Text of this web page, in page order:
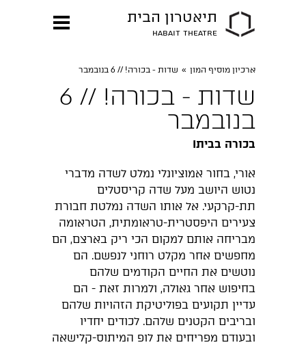
תיאטרון הבית
HABAIT THEATRE
ארכיון מוסיף המון » שדות - בכורה! // 6 בנובמבר
שדות - בכורה! // 6
בנובמבר
בכורה בבית!
אורי, בחור אמוציונלי נמלט לשדה מדברי
נטוש היושב מעל שדה קריסטלים
תת-קרקעי. אל אותו השדה נמלטת חבורת
צעירים היפסטרית-טראומתית, הטראומה
מבריחה אותם למקום הכי ריק בארצם, הם
מחפשים אחר מקלט רוחני לנפשם. הם
נוטשים את החיים הקודמים שלהם
בחיפוש אחר גאולה, ולמרות זאת - הם
עדיין תקועים בפוליטיקת הזהויות שלהם
ובריבים הקטנים שלהם. לכודים יחדיו
ובעודם מפריחים את לופ המיתוס-קלישאה